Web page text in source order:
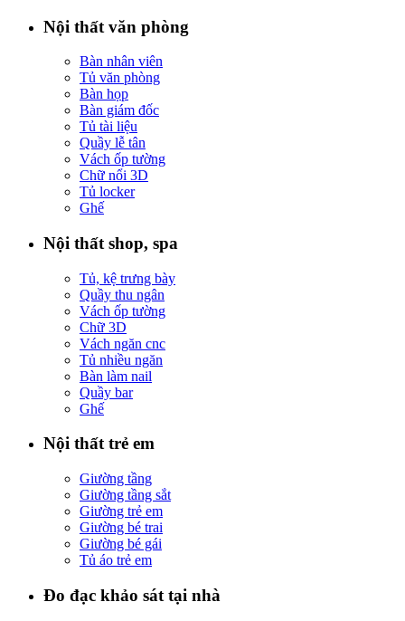
Nội thất văn phòng
Bàn nhân viên
Tủ văn phòng
Bàn họp
Bàn giám đốc
Tủ tài liệu
Quầy lễ tân
Vách ốp tường
Chữ nổi 3D
Tủ locker
Ghế
Nội thất shop, spa
Tủ, kệ trưng bày
Quầy thu ngân
Vách ốp tường
Chữ 3D
Vách ngăn cnc
Tủ nhiều ngăn
Bàn làm nail
Quầy bar
Ghế
Nội thất trẻ em
Giường tầng
Giường tầng sắt
Giường trẻ em
Giường bé trai
Giường bé gái
Tủ áo trẻ em
Đo đạc khảo sát tại nhà